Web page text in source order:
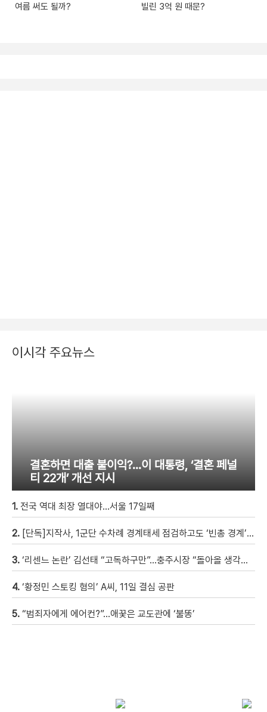
여름 써도 될까?
빌린 3억 원 때문?
이시각 주요뉴스
결혼하면 대출 불이익?…이 대통령, ‘결혼 페널
티 22개’ 개선 지시
1. 전국 역대 최장 열대야…서울 17일째
2. [단독]지작사, 1군단 수차례 경계태세 점검하고도 ‘빈총 경계’ 몰랐다
3. ‘리센느 논란’ 김선태 “고독하구만”…충주시장 “돌아올 생각은?”
4. ‘황정민 스토킹 혐의’ A씨, 11일 결심 공판
5. “범죄자에게 에어컨?”…애꿎은 교도관에 ‘불똥’